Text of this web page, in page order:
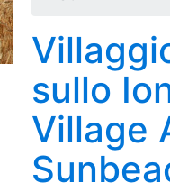
sullo
Village